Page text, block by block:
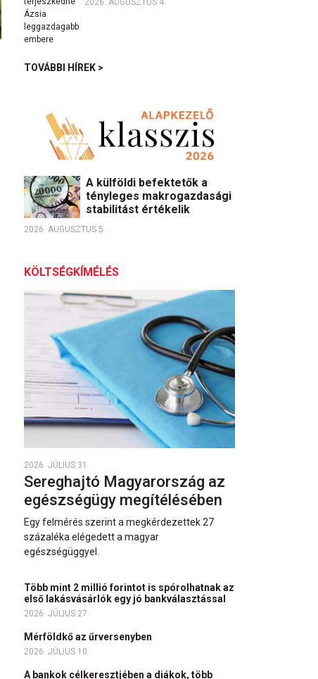
2026. AUGUSZTUS 4.
TOVÁBBI HÍREK >
A külföldi befektetők a
tényleges makrogazdasági
stabilitást értékelik
2026. AUGUSZTUS 5.
KÖLTSÉGKÍMÉLÉS
2026. JÚLIUS 31.
Sereghajtó Magyarország az
egészségügy megítélésében
Egy felmérés szerint a megkérdezettek 27
százaléka elégedett a magyar
egészségüggyel.
Több mint 2 millió forintot is spórolhatnak az
első lakásvásárlók egy jó bankválasztással
2026. JÚLIUS 27.
Mérföldkő az űrversenyben
2026. JÚLIUS 10.
A bankok célkeresztjében a diákok, több